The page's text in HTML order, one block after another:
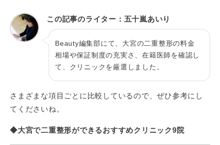
クリニック
SBC湘南美容クリ
ニック
週末二重®（2点留め）
49,800円
全切開法二重術
250,000円
共立式二重埋没 P-PL 挙筋法
66,000円～
二重切開
外科
29,800円
開）
TAクリニック
ン ２点留め
二重切開 全切
200,000円
この記事のライター：五十嵐あいり
Beauty編集部にて、大宮の二重整形の料金
相場や保証制度の充実さ、在籍医師を確認し
て、クリニックを厳選しました。
さまざまな項目ごとに比較しているので、ぜひ参考にし
てくださいね。
◆大宮で二重整形ができるおすすめクリニック9院